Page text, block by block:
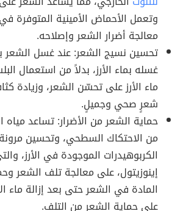
وتعمل الأحماض الأمينية المتوفرة
معالجة أضرار الشعر وإصلاحه.
تحسين نسيج الشعر: عند غسل الشعر
غسله بماء الأرز، بدلاً من استعمال
ماء الأرز على تحسّن الشعر، وزيادة
شعرٍ صحي وجميلٍ.
حماية الشعر من الأضرار: تساعد مياه
من الاحتكاك السطحي، وتحسين
الكربوهيدرات الموجودة في الأرز،
إينوزيتول، على معالجة تلف الشعر
المادة في الشعر حتى بعد إزالة ماء
على حماية الشعر من التلف.